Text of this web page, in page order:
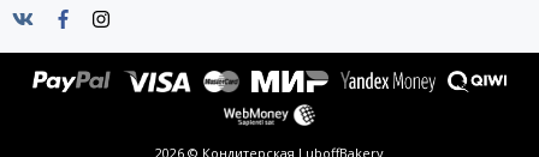
2026 © Кондитерская LuboffBakery